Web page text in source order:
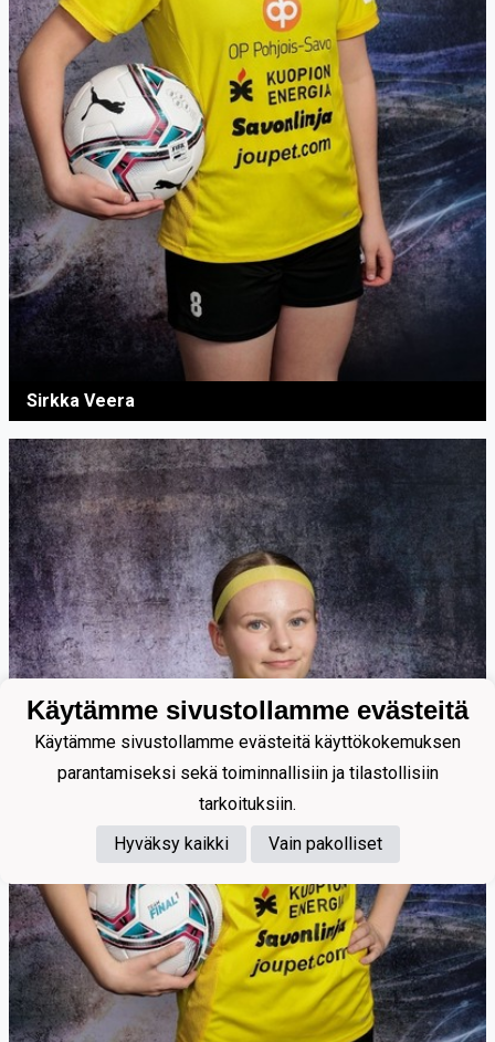
Sirkka Veera
Käytämme sivustollamme evästeitä
Käytämme sivustollamme evästeitä käyttökokemuksen
parantamiseksi sekä toiminnallisiin ja tilastollisiin
tarkoituksiin.
Hyväksy kaikki
Vain pakolliset